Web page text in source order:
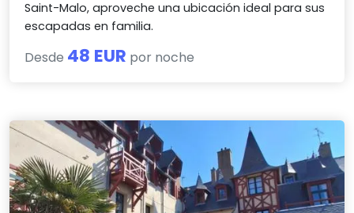
Saint-Malo, aproveche una ubicación ideal para sus
escapadas en familia.
Desde 48 EUR por noche